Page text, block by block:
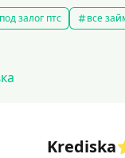
залог птс все
займов
Krediska